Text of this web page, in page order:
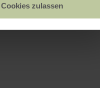
Cookies zulassen